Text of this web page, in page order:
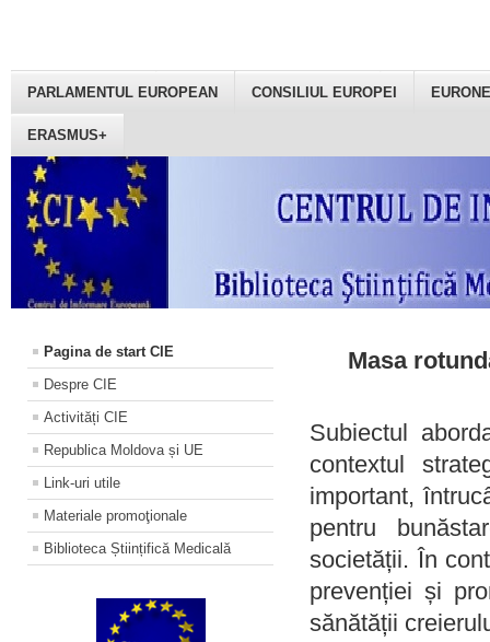
PARLAMENTUL EUROPEAN CONSILIUL EUROPEI
ERASMUS+
Pagina de start CIE
Despre CIE
Activități CIE
Republica Moldova și UE
Link-uri utile
Materiale promoţionale
Biblioteca Științifică Medicală
Masa
Subiectul
contextul
important,
pentru
societății. În
prevenției și
sănătății